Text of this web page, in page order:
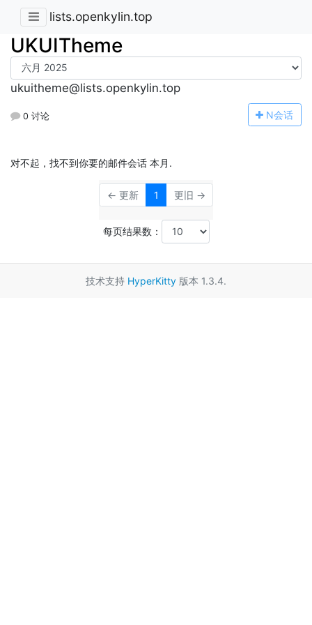
lists.openkylin.top
UKUITheme
ukuitheme@lists.openkylin.top
0 讨论 N会话
对不起，找不到你要的邮件会话 本月.
← 更新 1 更旧 →
每页结果数：
技术支持 HyperKitty 版本 1.3.4.